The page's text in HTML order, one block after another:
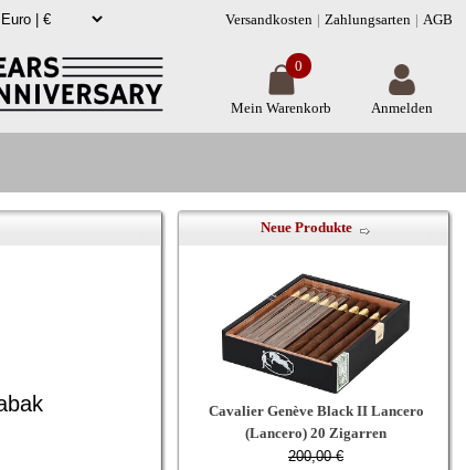
Versandkosten Zahlungsarten AGB
Anmelden
Mein Warenkorb
0
Neue Produkte
Cavalier Genève Black II Lancero
(Lancero) 20 Zigarren
200,00 €